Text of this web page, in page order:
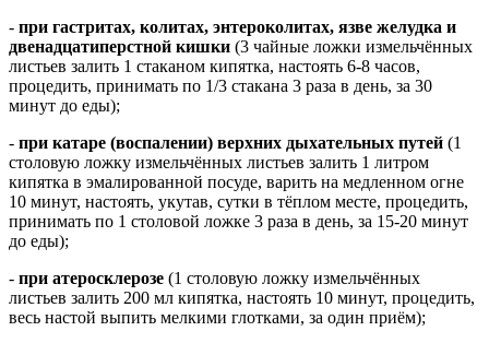
- при гастритах, колитах, энтероколитах, язве желудка и
двенадцатиперстной кишки (3 чайные ложки измельчённых
листьев залить 1 стаканом кипятка, настоять 6-8 часов,
процедить, принимать по 1/3 стакана 3 раза в день, за 30
минут до еды);
- при катаре (воспалении) верхних дыхательных путей (1
столовую ложку измельчённых листьев залить 1 литром
кипятка в эмалированной посуде, варить на медленном огне
10 минут, настоять, укутав, сутки в тёплом месте, процедить,
принимать по 1 столовой ложке 3 раза в день, за 15-20 минут
до еды);
- при атеросклерозе (1 столовую ложку измельчённых
листьев залить 200 мл кипятка, настоять 10 минут, процедить,
весь настой выпить мелкими глотками, за один приём);